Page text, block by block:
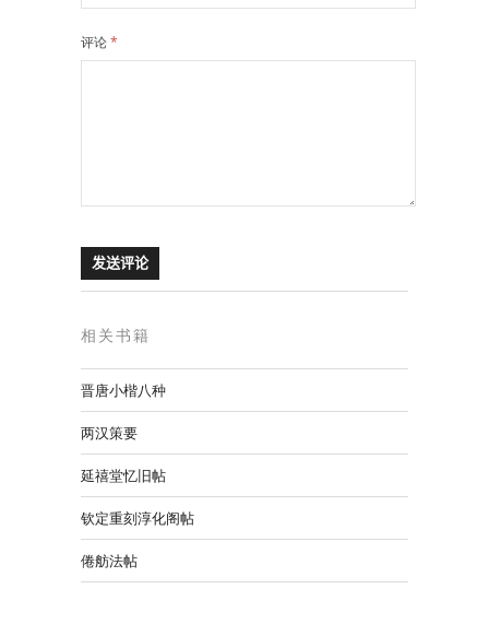
评论*
相关书籍
晋唐小楷八种
两汉策要
延禧堂忆旧帖
钦定重刻淳化阁帖
倦舫法帖